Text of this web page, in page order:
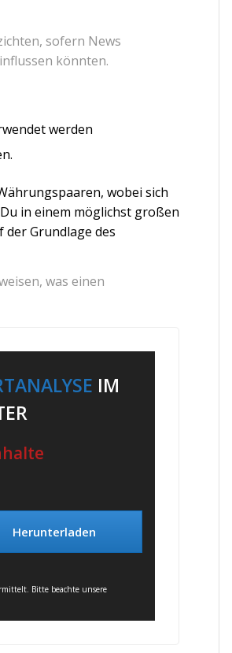
sofern News
könnten.
werden
wobei sich
in einem möglichst großen
Grundlage des
was einen
IM
Herunterladen
Bitte beachte unsere